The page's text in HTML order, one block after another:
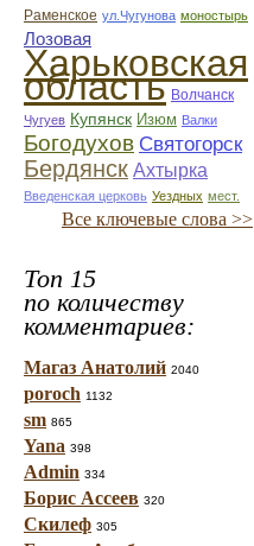
Раменское ул.Чугунова моностырь
Лозовая
Харьковская
область Волчанск
Чугуев Купянск Изюм Валки
Богодухов Святогорск
Бердянск Ахтырка
Введенская церковь Уездных мест.
Все ключевые слова >>
Топ 15
по количеству
комментариев:
Магаз Анатолий 2040
poroch 1132
sm 865
Yana 398
Admin 334
Борис Ассеев 320
Скилеф 305